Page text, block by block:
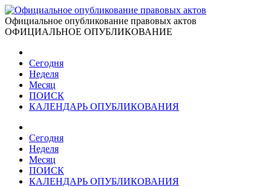
Официальное опубликование правовых актов
ОФИЦИАЛЬНОЕ ОПУБЛИКОВАНИЕ
Сегодня
Неделя
Месяц
ПОИСК
КАЛЕНДАРЬ ОПУБЛИКОВАНИЯ
Сегодня
Неделя
Месяц
ПОИСК
КАЛЕНДАРЬ ОПУБЛИКОВАНИЯ